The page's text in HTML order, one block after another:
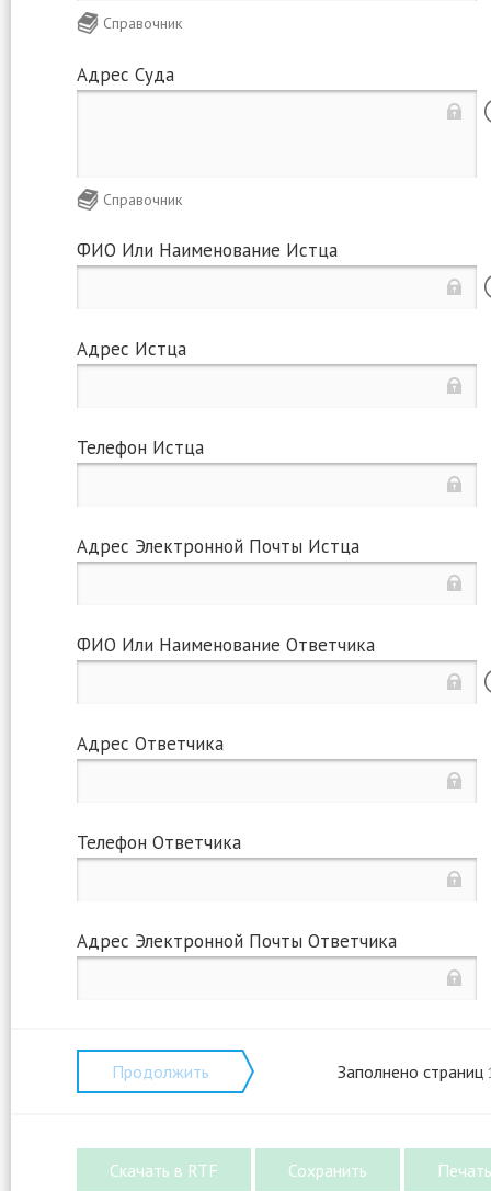
Справочник
Адрес Суда
Справочник
ФИО Или Наименование Истца
Адрес Истца
Телефон Истца
Адрес Электронной Почты Истца
ФИО Или Наименование Ответчика
Адрес Ответчика
Телефон Ответчика
Адрес Электронной Почты Ответчика
Продолжить Заполнено страниц